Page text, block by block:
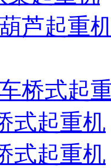
芦起重
桥式起
式起重机
式起重机